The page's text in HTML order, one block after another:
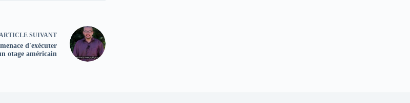
ARTICLE SUIVANT
d'exécuter
otage américain